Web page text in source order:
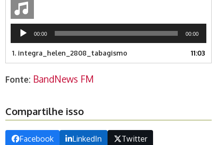
Tocador
00:00 00:00
1. integra_helen_2808_tabagismo 11:03
Fonte: BandNews FM
Compartilhe isso
Facebook LinkedIn Twitter